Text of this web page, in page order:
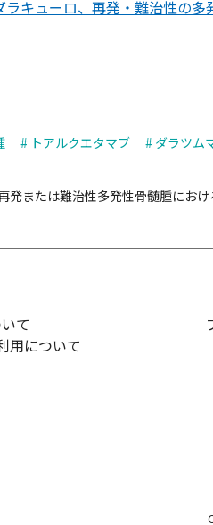
ラキューロ、再発・難治性の多
# トアルクエタマブ # ダラツム
発または難治性多発性骨髄腫にお
て
用について